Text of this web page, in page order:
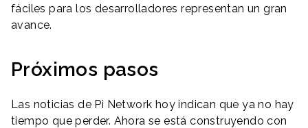
fáciles para los desarrolladores representan un gran
avance.
Próximos pasos
Las noticias de Pi Network hoy indican que ya no hay
tiempo que perder. Ahora se está construyendo con